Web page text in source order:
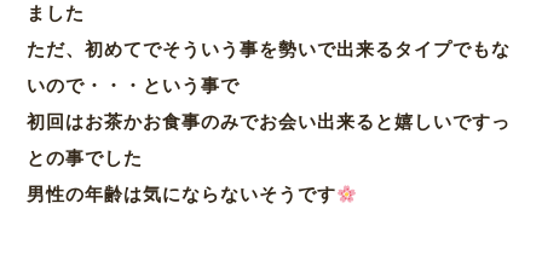
ました
ただ、初めてでそういう事を勢いで出来るタイプでもな
いので・・・という事で
初回はお茶かお食事のみでお会い出来ると嬉しいですっ
との事でした
男性の年齢は気にならないそうです